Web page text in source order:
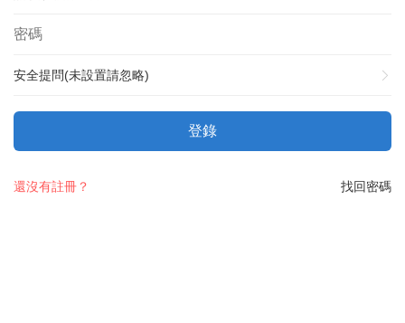
安全提問(未設置請忽略)
登錄
找回密碼
還沒有註冊？